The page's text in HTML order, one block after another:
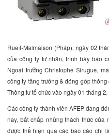
Rueil-Malmaison (Pháp), ngày 02
của công ty tư nhân, trình bày báo
Ngoại trưởng Christophe Sirugue,
công ty tăng trưởng & đóng góp
Thông tư tổ chức vào ngày 01 tháng
Các công ty thành viên AFEP đang
nay, bất chấp những thách thức
được thể hiện qua các báo cáo chi